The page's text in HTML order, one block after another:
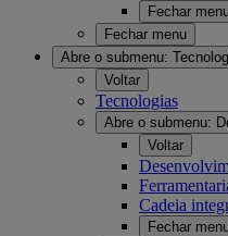
Fechar
Fechar menu
Abre o submenu:
Voltar
Tecnologias
Abre o submenu:
Voltar
Cadeia
Fechar